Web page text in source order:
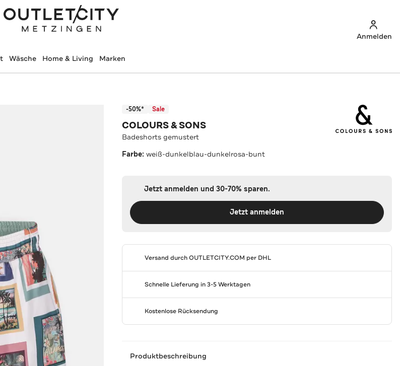
Anmelden
Wäsche Home & Living Marken
-50%* Sale
COLOURS & SONS
Badeshorts gemustert
Farbe:weiß-dunkelblau-dunkelrosa-bunt
Jetzt anmelden und 30-70% sparen.
Jetzt anmelden
Versand durchOUTLETCITY.COM per DHL
Schnelle Lieferung in 3-5 Werktagen
Kostenlose Rücksendung
Produktbeschreibung